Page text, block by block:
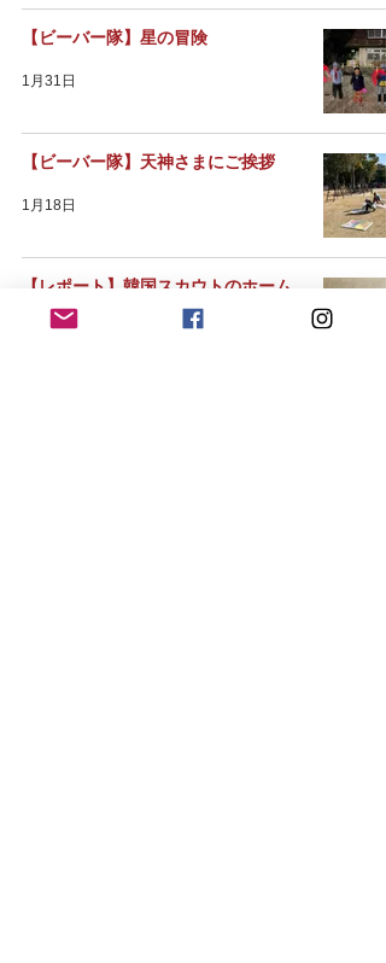
【ビーバー隊】星の冒険
1月31日
【ビーバー隊】天神さまにご挨拶
1月18日
【レポート】韓国スカウトのホーム
ステイ